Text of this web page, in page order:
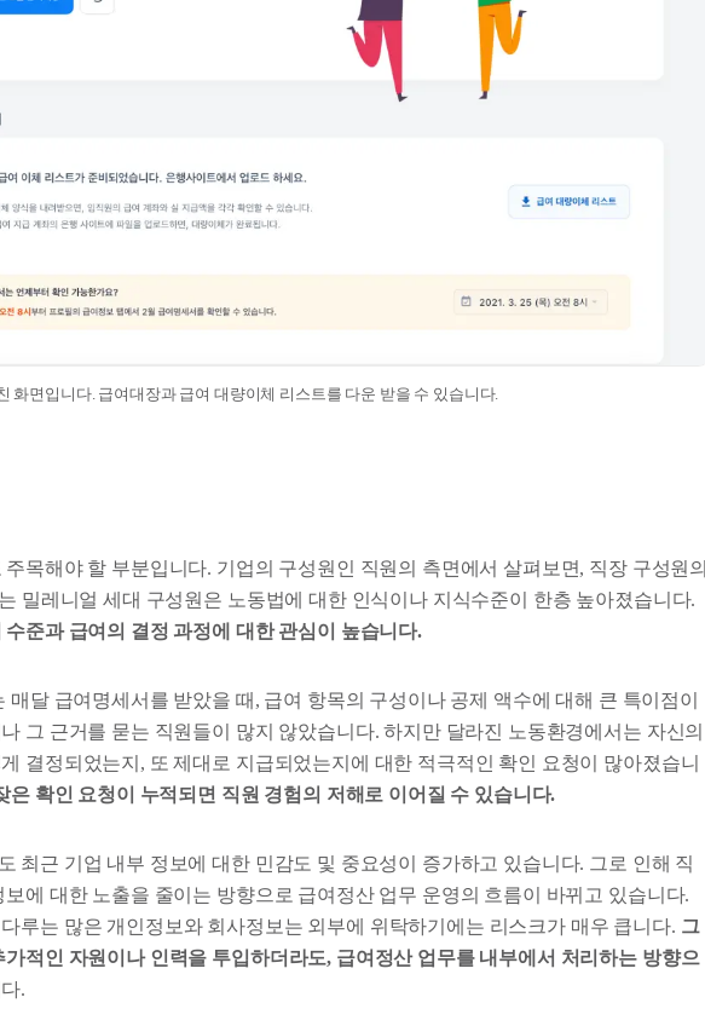
화면입니다. 급여대장과 급여 대량이체 리스트를 다운 받을 수 있습니다.
목해야 할 부분입니다. 기업의 구성원인 직원의 측면에서 살펴보면, 직장 구성원의
밀레니얼 세대 구성원은 노동법에 대한 인식이나 지식수준이 한층 높아졌습니다.
수준과 급여의 결정 과정에 대한 관심이 높습니다.
매달 급여명세서를 받았을 때, 급여 항목의 구성이나 공제 액수에 대해 큰 특이점이
그 근거를 묻는 직원들이 많지 않았습니다. 하지만 달라진 노동환경에서는 자신의
결정되었는지, 또 제대로 지급되었는지에 대한 적극적인 확인 요청이 많아졌습니
은 확인 요청이 누적되면 직원 경험의 저해로 이어질 수 있습니다.
최근 기업 내부 정보에 대한 민감도 및 중요성이 증가하고 있습니다. 그로 인해 직
보에 대한 노출을 줄이는 방향으로 급여정산 업무 운영의 흐름이 바뀌고 있습니다.
루는 많은 개인정보와 회사정보는 외부에 위탁하기에는 리스크가 매우 큽니다. 그
가적인 자원이나 인력을 투입하더라도, 급여정산 업무를 내부에서 처리하는 방향으
.